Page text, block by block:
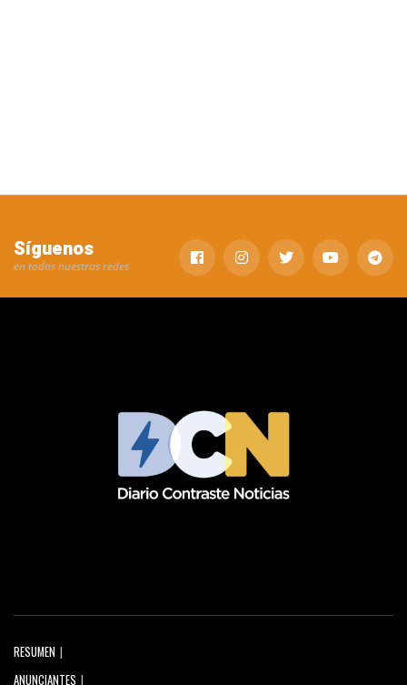
Síguenos
en todas nuestras redes
RESUMEN
ANUNCIANTES